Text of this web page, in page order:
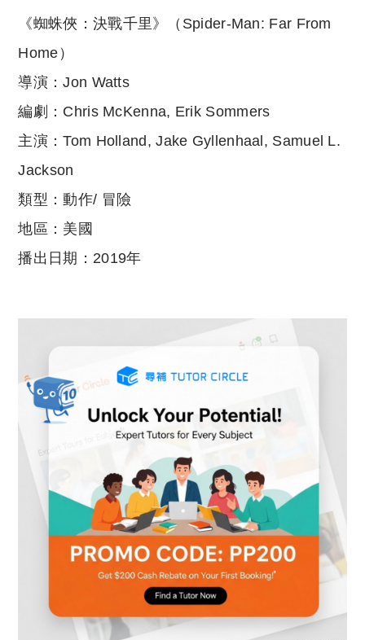
Li A
《蜘蛛俠：決戰千里》（Spider-Man: Far From
Home）
導演：Jon Watts
編劇：Chris McKenna, Erik Sommers
主演：Tom Holland, Jake Gyllenhaal, Samuel L.
Jackson
類型：動作/ 冒險
地區：美國
播出日期：2019年